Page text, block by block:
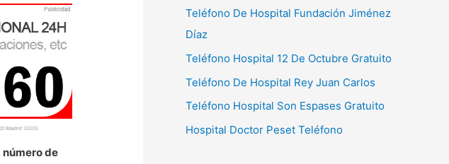
número de
Teléfono De Hospital Fundación Jiménez
Díaz
Teléfono Hospital 12 De Octubre Gratuito
Teléfono De Hospital Rey Juan Carlos
Teléfono Hospital Son Espases Gratuito
Hospital Doctor Peset Teléfono